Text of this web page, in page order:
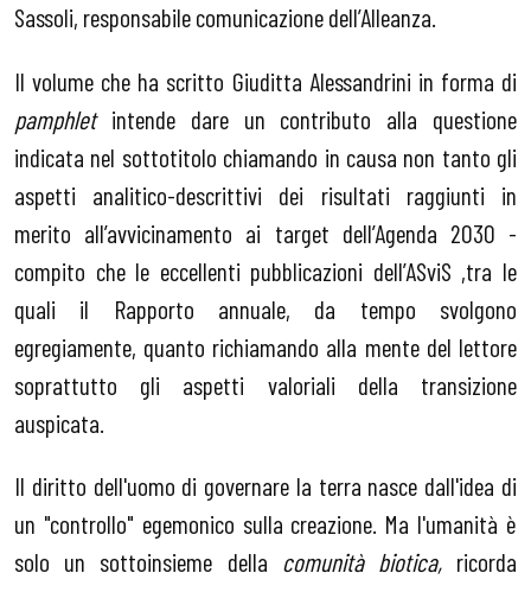
Sassoli, responsabile comunicazione dell’Alleanza.
Il volume che ha scritto Giuditta Alessandrini in forma di
pamphlet intende dare un contributo alla questione
indicata nel sottotitolo chiamando in causa non tanto gli
aspetti analitico-descrittivi dei risultati raggiunti in
merito all’avvicinamento ai target dell’Agenda 2030 -
compito che le eccellenti pubblicazioni dell’ASviS ,tra le
quali il Rapporto annuale, da tempo svolgono
egregiamente, quanto richiamando alla mente del lettore
soprattutto gli aspetti valoriali della transizione
auspicata.
Il diritto dell'uomo di governare la terra nasce dall'idea di
un "controllo" egemonico sulla creazione. Ma l'umanità è
solo un sottoinsieme della comunità biotica, ricorda